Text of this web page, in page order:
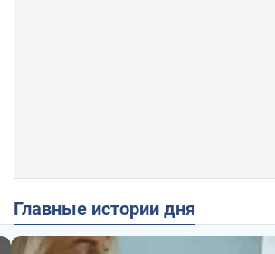
Главные истории дня